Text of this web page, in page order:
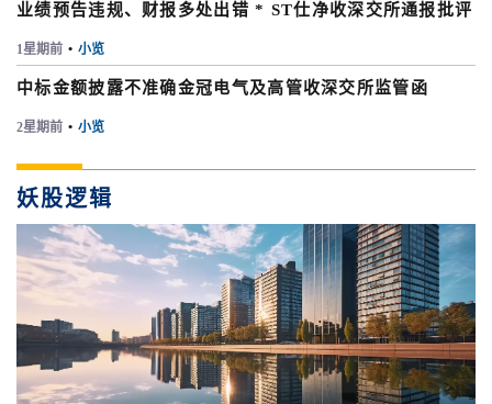
业绩预告违规、财报多处出错 * ST仕净收深交所通报批评
1星期前 • 小览
中标金额披露不准确金冠电气及高管收深交所监管函
2星期前 • 小览
妖股逻辑